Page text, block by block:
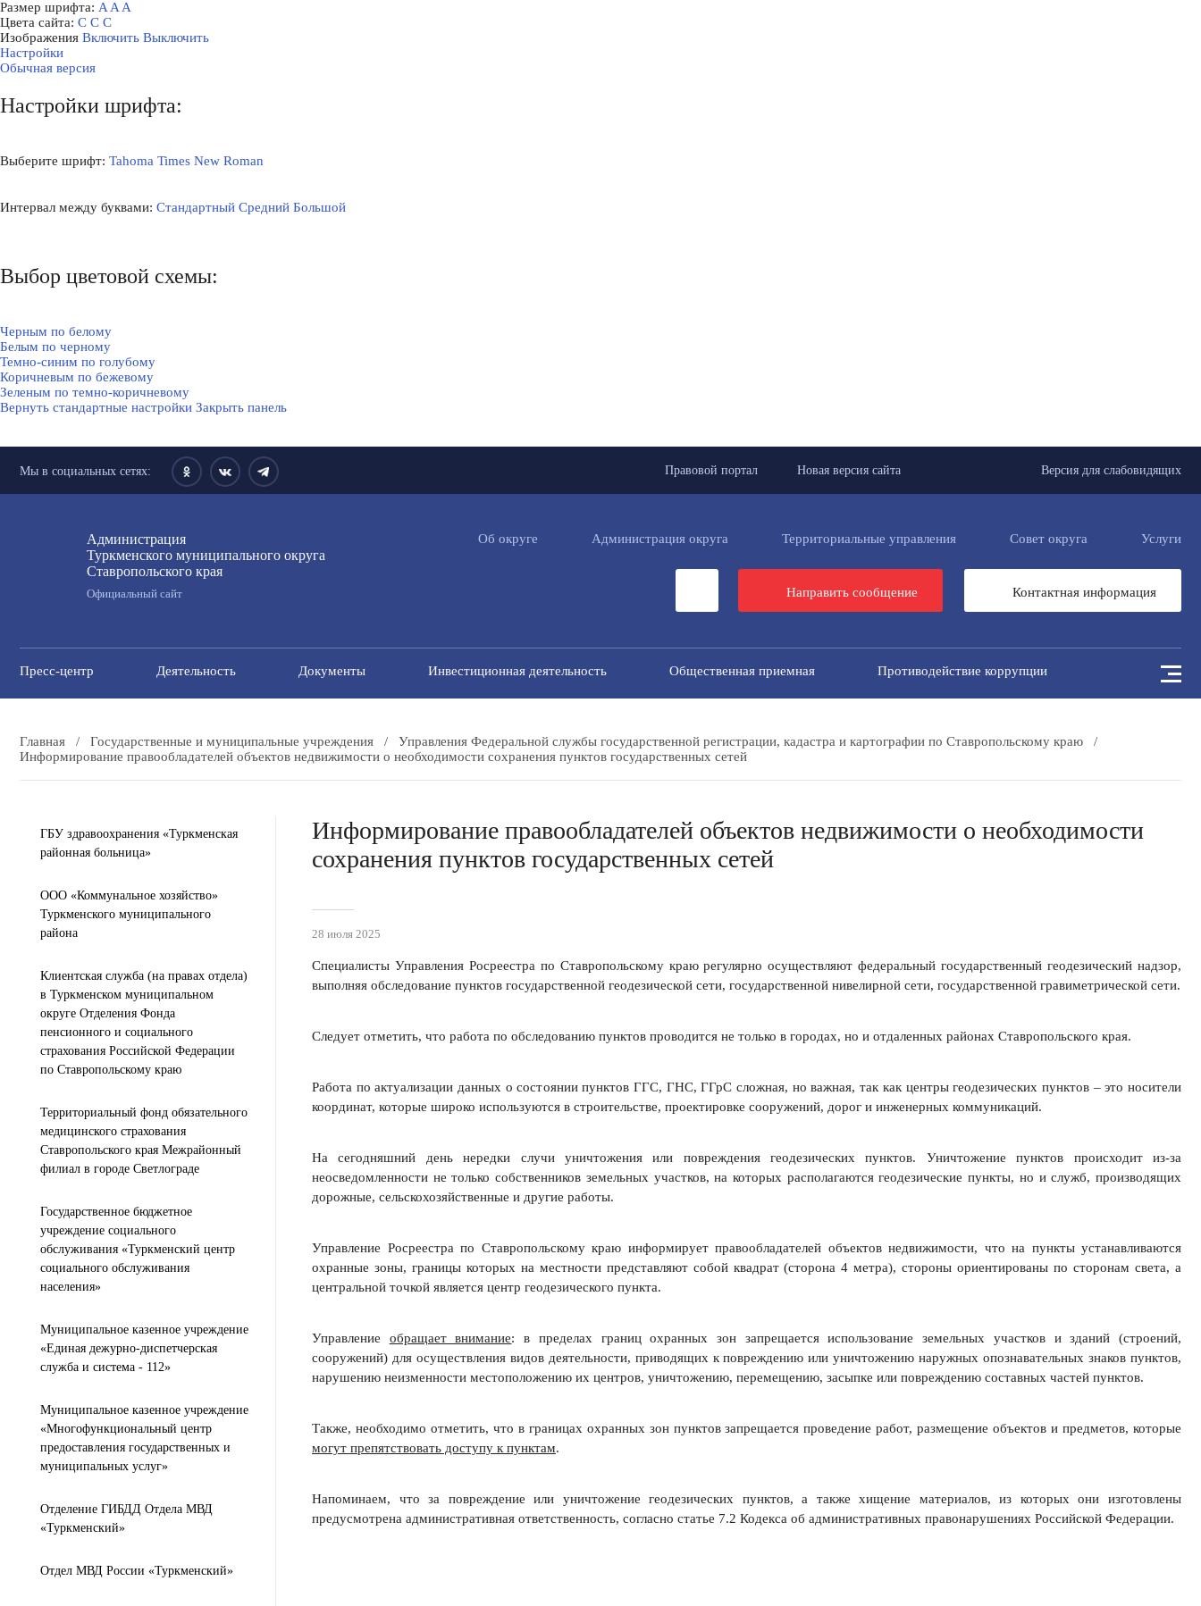
Размер шрифта: A A A
Цвета сайта: С С С
Изображения Включить Выключить
Настройки
Обычная версия
Настройки шрифта:
Выберите шрифт: Tahoma Times New Roman
Интервал между буквами: Стандартный Средний Большой
Выбор цветовой схемы:
Черным по белому
Белым по черному
Темно-синим по голубому
Коричневым по бежевому
Зеленым по темно-коричневому
Вернуть стандартные настройки Закрыть панель
Мы в социальных сетях: Правовой портал Новая версия сайта Версия для слабовидящих
Администрация
Туркменского муниципального округа
Ставропольского края
Официальный сайт
Об округе Администрация округа Территориальные управления Совет округа Услуги
Направить сообщение Контактная информация
Пресс-центр Деятельность Документы Инвестиционная деятельность Общественная приемная Противодействие коррупции
Главная / Государственные и муниципальные учреждения / Управления Федеральной службы государственной регистрации, кадастра и картографии по Ставропольскому краю
/
Информирование правообладателей объектов недвижимости о необходимости сохранения пунктов государственных сетей
ГБУ здравоохранения «Туркменская
районная больница»
ООО «Коммунальное хозяйство»
Туркменского муниципального
района
Клиентская служба (на правах отдела)
в Туркменском муниципальном
округе Отделения Фонда
пенсионного и социального
страхования Российской Федерации
по Ставропольскому краю
Территориальный фонд обязательного
медицинского страхования
Ставропольского края Межрайонный
филиал в городе Светлограде
Государственное бюджетное
учреждение социального
обслуживания «Туркменский центр
социального обслуживания
населения»
Муниципальное казенное учреждение
«Единая дежурно-диспетчерская
служба и система - 112»
Муниципальное казенное учреждение
«Многофункциональный центр
предоставления государственных и
муниципальных услуг»
Отделение ГИБДД Отдела МВД
«Туркменский»
Отдел МВД России «Туркменский»
Информирование правообладателей объектов недвижимости о необходимости
сохранения пунктов государственных сетей
28 июля 2025
Специалисты Управления Росреестра по Ставропольскому краю регулярно осуществляют федеральный государственный геодезический надзор,
выполняя обследование пунктов государственной геодезической сети, государственной нивелирной сети, государственной гравиметрической сети.
Следует отметить, что работа по обследованию пунктов проводится не только в городах, но и отдаленных районах Ставропольского края.
Работа по актуализации данных о состоянии пунктов ГГС, ГНС, ГГрС сложная, но важная, так как центры геодезических пунктов – это носители
координат, которые широко используются в строительстве, проектировке сооружений, дорог и инженерных коммуникаций.
На сегодняшний день нередки случи уничтожения или повреждения геодезических пунктов. Уничтожение пунктов происходит из-за
неосведомленности не только собственников земельных участков, на которых располагаются геодезические пункты, но и служб, производящих
дорожные, сельскохозяйственные и другие работы.
Управление Росреестра по Ставропольскому краю информирует правообладателей объектов недвижимости, что на пункты устанавливаются
охранные зоны, границы которых на местности представляют собой квадрат (сторона 4 метра), стороны ориентированы по сторонам света, а
центральной точкой является центр геодезического пункта.
Управление обращает внимание: в пределах границ охранных зон запрещается использование земельных участков и зданий (строений,
сооружений) для осуществления видов деятельности, приводящих к повреждению или уничтожению наружных опознавательных знаков пунктов,
нарушению неизменности местоположению их центров, уничтожению, перемещению, засыпке или повреждению составных частей пунктов.
Также, необходимо отметить, что в границах охранных зон пунктов запрещается проведение работ, размещение объектов и предметов, которые
могут препятствовать доступу к пунктам.
Напоминаем, что за повреждение или уничтожение геодезических пунктов, а также хищение материалов, из которых они изготовлены
предусмотрена административная ответственность, согласно статье 7.2 Кодекса об административных правонарушениях Российской Федерации.